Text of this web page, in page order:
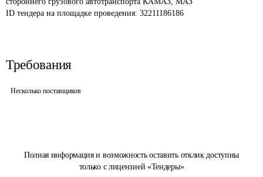
Полная информация и возможность оставить отклик доступны
только с лицензией «Тендеры»
ID тендера на площадке проведения: 32211186186
Требования
Несколько поставщиков